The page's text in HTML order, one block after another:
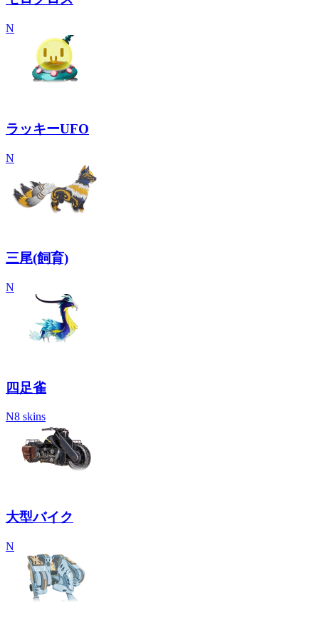
N
ラッキーUFO
N
三尾(飼育)
N
四足雀
N8 skins
大型バイク
N